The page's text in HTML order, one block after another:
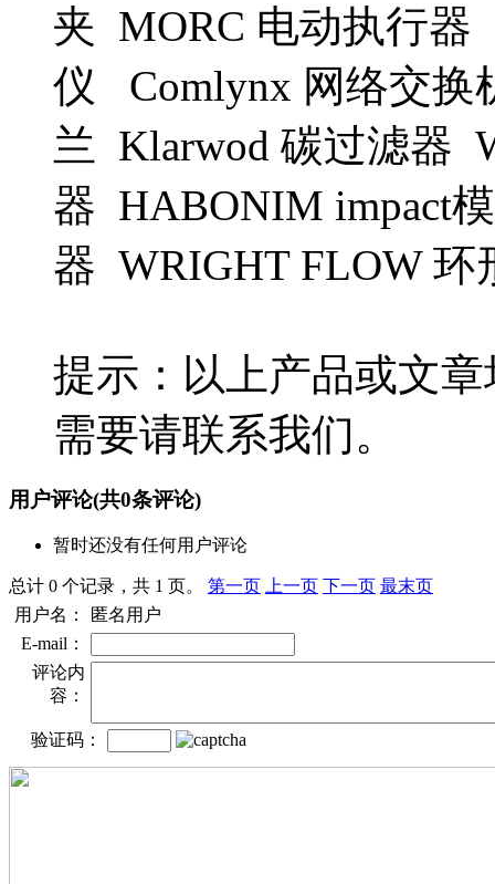
夹 MORC 电动执行器
仪 Comlynx 网络交换
兰 Klarwod 碳过滤器
器 HABONIM impact
器 WRIGHT FLOW
提示：以上产品或文
需要请联系我们。
用户评论(共0条评论)
暂时还没有任何用户评论
总计 0 个记录，共 1 页。 第一页 上一页 下一页 最末页
用户名：
匿名用户
E-mail：
评论内
容：
验证码：